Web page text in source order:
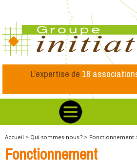
L’expertise de 16
Accueil > Qui sommes-nous ? > Fonctionnement
Fonctionnement